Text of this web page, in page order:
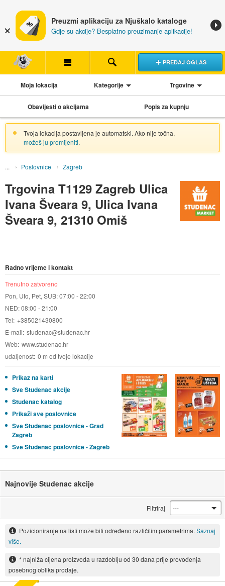
Preuzmi aplikaciju za Njuškalo kataloge
Gdje su akcije? Besplatno preuzimanje aplikacije!
PREDAJ OGLAS
Moja lokacija Kategorije Trgovine
Obavijesti o akcijama Popis za kupnju
Tvoja lokacija postavljena je automatski. Ako nije točna,
možeš ju promijeniti.
Poslovnice Zagreb
Trgovina T1129 Zagreb Ulica
Ivana Šveara 9, Ulica Ivana
Šveara 9, 21310 Omiš
Radno vrijeme i kontakt
Trenutno zatvoreno
Pon, Uto, Pet, SUB: 07:00 - 22:00
NED: 08:00 - 21:00
Tel +385021430800
E-mail studenac@studenac.hr
Web www.studenac.hr
udaljenost 0 m od tvoje lokacije
Prikaz na karti
Sve Studenac akcije
Studenac katalog
Prikaži sve poslovnice
Sve Studenac poslovnice - Grad
Zagreb
Sve Studenac poslovnice - Zagreb
Najnovije Studenac akcije
Filtriraj
Pozicioniranje na listi može biti određeno različitim parametrima. Saznaj
više.
* najniža cijena proizvoda u razdoblju od 30 dana prije provođenja
posebnog oblika prodaje.